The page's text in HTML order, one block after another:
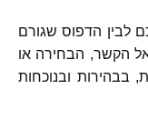
לבין הדפוס שגורם
אל הקשר, הבחירה או
, בבהירות ובנוכחות